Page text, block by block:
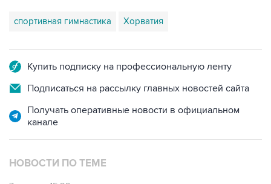
спортивная гимнастика Хорватия
Купить подписку на профессиональную ленту
Подписаться на рассылку главных новостей сайта
Получать оперативные новости в официальном
канале
НОВОСТИ ПО ТЕМЕ